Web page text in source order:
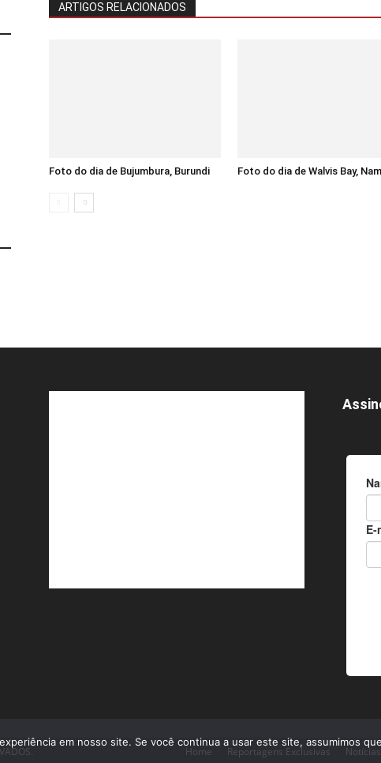
ARTIGOS RELACIONADOS
Foto do dia de Bujumbura, Burundi Foto do dia de Walvis Bay,
Home Reportagens Exclusivas Notícias
em nosso site. Se você continua a usar este site, assumimos